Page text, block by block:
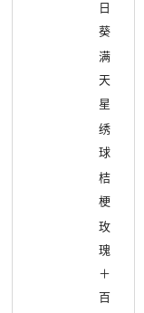
日
葵
满
天
星
绣
球
桔
梗
玫
瑰
＋
百